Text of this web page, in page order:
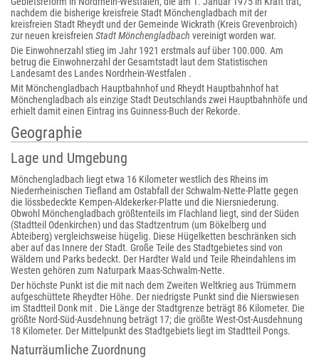
nachdem die bisherige kreisfreie Stadt Mönchengladbach mit der
kreisfreien Stadt Rheydt und der Gemeinde Wickrath (Kreis Grevenbroich)
zur neuen kreisfreien Stadt Mönchengladbach vereinigt worden war.
Die Einwohnerzahl stieg im Jahr 1921 erstmals auf über 100.000. Am
betrug die Einwohnerzahl der Gesamtstadt laut dem Statistischen
Landesamt des Landes Nordrhein-Westfalen .
Mit Mönchengladbach Hauptbahnhof und Rheydt Hauptbahnhof hat
Mönchengladbach als einzige Stadt Deutschlands zwei Hauptbahnhöfe und
erhielt damit einen Eintrag ins Guinness-Buch der Rekorde.
Geographie
Lage und Umgebung
Mönchengladbach liegt etwa 16 Kilometer westlich des Rheins im
Niederrheinischen Tiefland am Ostabfall der Schwalm-Nette-Platte gegen
die lössbedeckte Kempen-Aldekerker-Platte und die Niersniederung.
Obwohl Mönchengladbach größtenteils im Flachland liegt, sind der Süden
(Stadtteil Odenkirchen) und das Stadtzentrum (um Bökelberg und
Abteiberg) vergleichsweise hügelig. Diese Hügelketten beschränken sich
aber auf das Innere der Stadt. Große Teile des Stadtgebietes sind von
Wäldern und Parks bedeckt. Der Hardter Wald und Teile Rheindahlens im
Westen gehören zum Naturpark Maas-Schwalm-Nette.
Der höchste Punkt ist die mit nach dem Zweiten Weltkrieg aus Trümmern
aufgeschüttete Rheydter Höhe. Der niedrigste Punkt sind die Nierswiesen
im Stadtteil Donk mit . Die Länge der Stadtgrenze beträgt 86 Kilometer. Die
größte Nord-Süd-Ausdehnung beträgt 17; die größte West-Ost-Ausdehnung
18 Kilometer. Der Mittelpunkt des Stadtgebiets liegt im Stadtteil Pongs.
Naturräumliche Zuordnung